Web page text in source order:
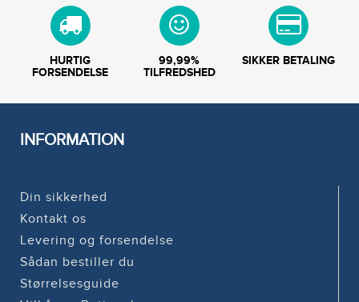
HURTIG
FORSENDELSE
99,99%
TILFREDSHED
SIKKER BETALING
INFORMATION
Din sikkerhed
Kontakt os
Levering og forsendelse
Sådan bestiller du
Størrelsesguide